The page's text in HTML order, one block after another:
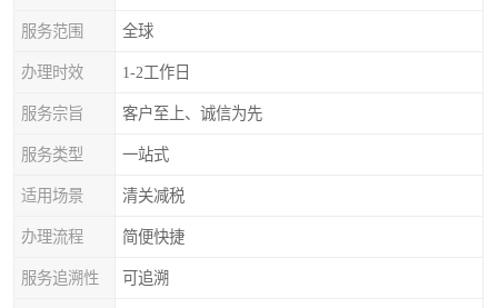
服务范围 全球
办理时效 1-2工作日
服务宗旨 客户至上、诚信为先
服务类型 一站式
适用场景 清关减税
办理流程 简便快捷
服务追溯性 可追溯